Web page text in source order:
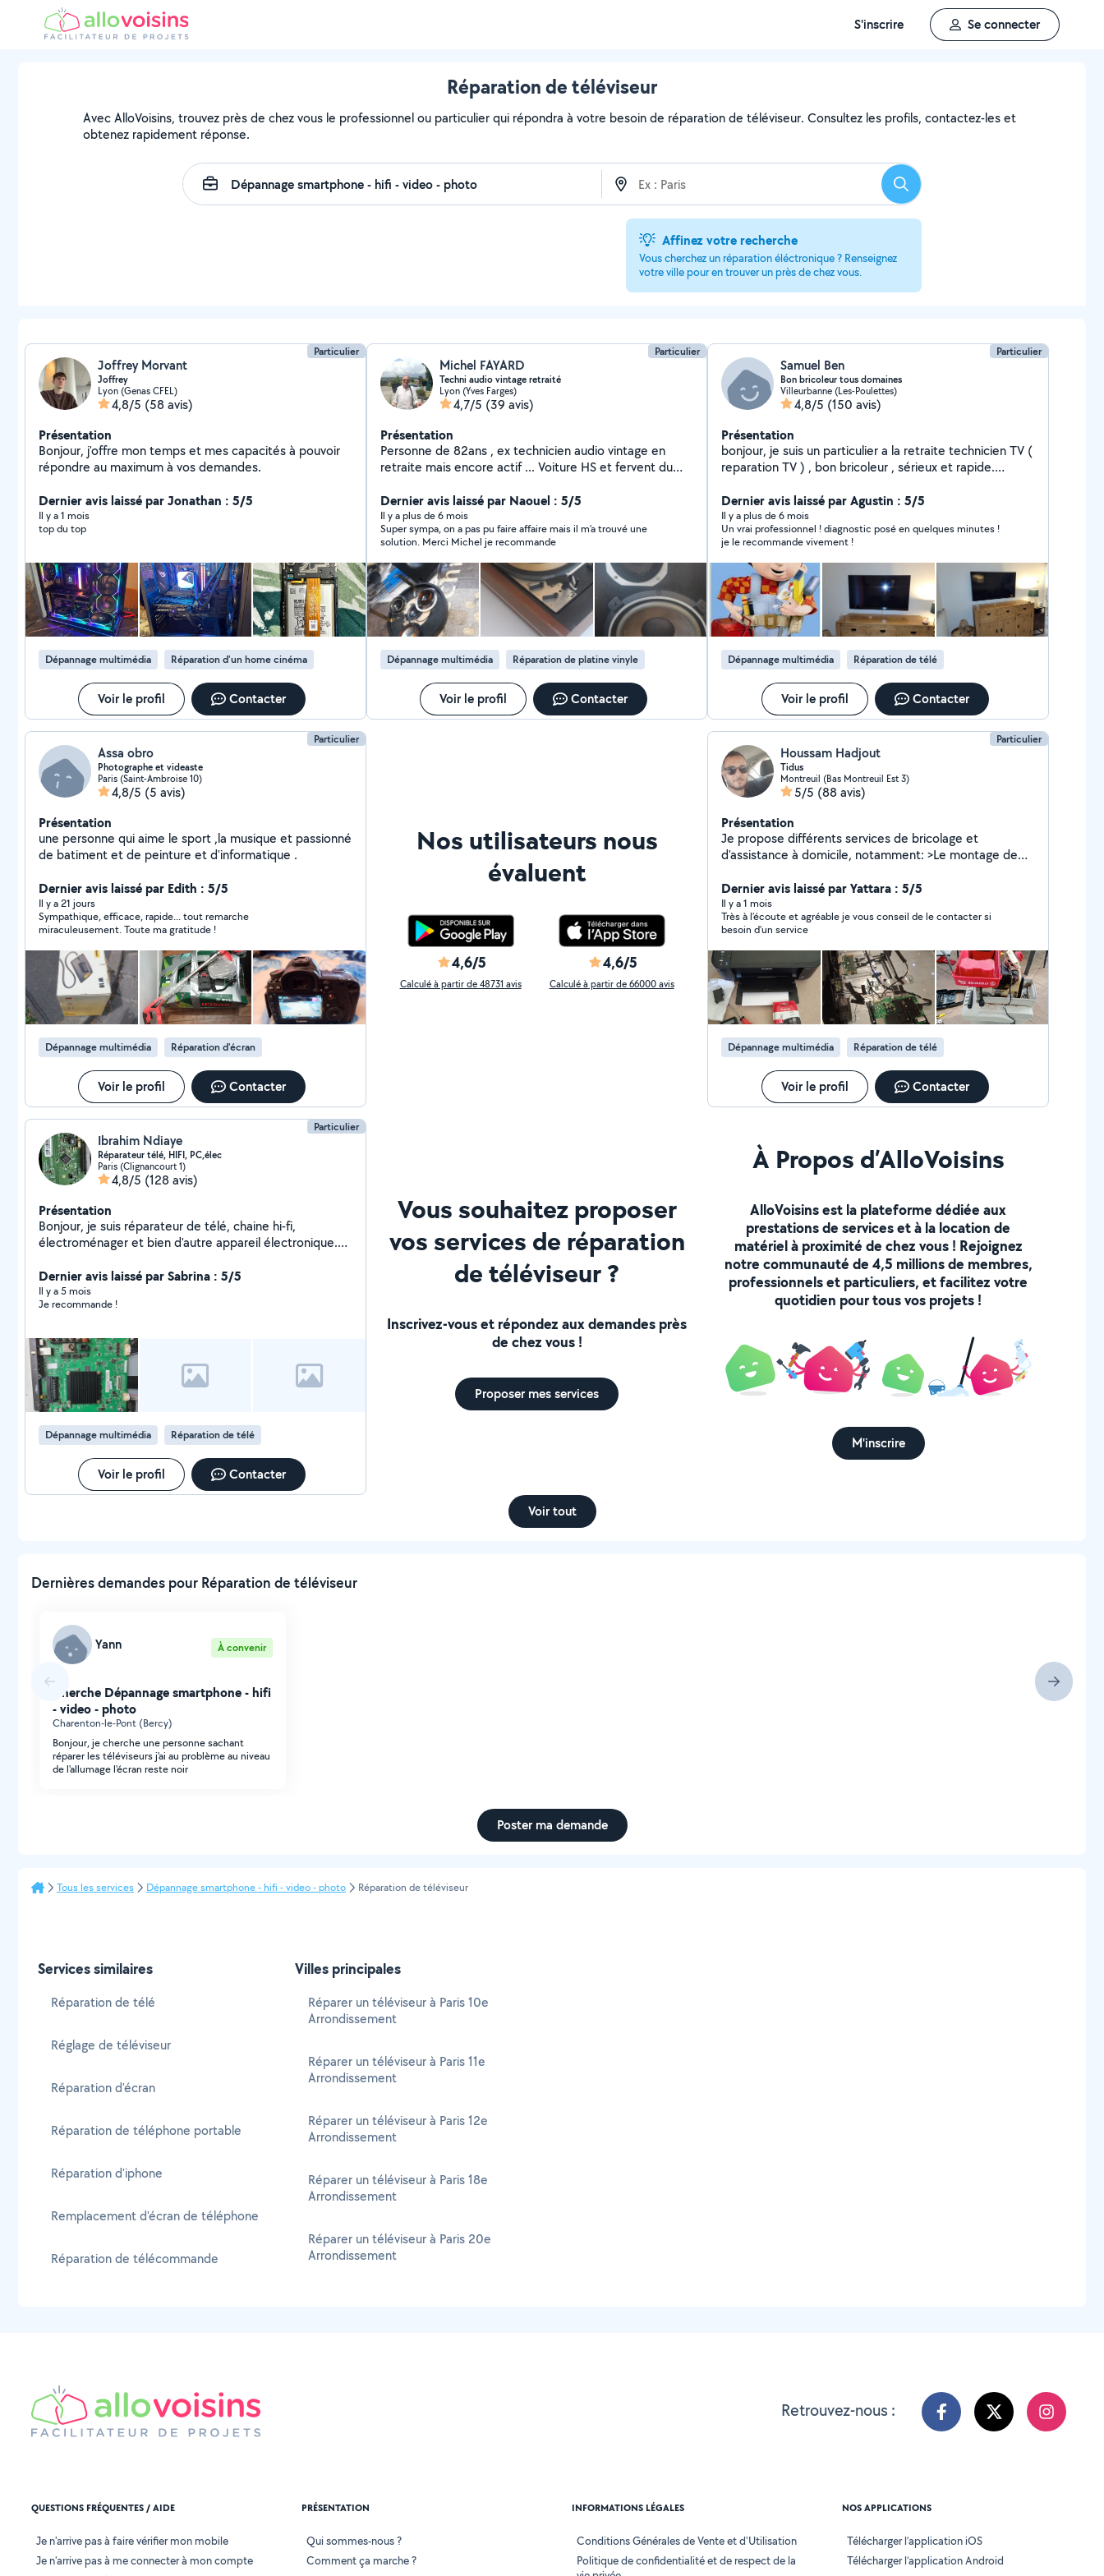
S'inscrire Se connecter
Réparation de téléviseur
Avec AlloVoisins, trouvez près de chez vous le professionnel ou particulier qui répondra à votre besoin de réparation de téléviseur. Consultez les profils, contactez-les et
obtenez rapidement réponse.
Rechercher
Affinez votre recherche
Vous cherchez un réparation éléctronique ? Renseignez
votre ville pour en trouver un près de chez vous.
Particulier
Joffrey Morvant
Joffrey
Lyon (Genas CFEL)
4,8/5 (58 avis)
Présentation
Bonjour, j'offre mon temps et mes capacités à pouvoir
répondre au maximum à vos demandes.
Dernier avis laissé par Jonathan : 5/5
Il y a 1 mois
top du top
Dépannage multimédia Réparation d'un home cinéma
Voir le profil Contacter
Particulier
Michel FAYARD
Techni audio vintage retraité
Lyon (Yves Farges)
4,7/5 (39 avis)
Présentation
Personne de 82ans , ex technicien audio vintage en
retraite mais encore actif ... Voiture HS et fervent du
des situations commerciales , Si je peux aider pour des
conceptions de système haute fidélité ce serait trop
bien.... et la convivialité sera au rendez-vous ! Je suis
capable de réparations des HAUT PARLEURS , tweeters
en particulier dont je refais , si nécessaire la bobine !
Dernier avis laissé par Naouel : 5/5
Il y a plus de 6 mois
Super sympa, on a pas pu faire affaire mais il m’a trouvé une
solution. Merci Michel je recommande
Dépannage multimédia Réparation de platine vinyle
Voir le profil Contacter
Particulier
Samuel Ben
Bon bricoleur tous domaines
Villeurbanne (Les-Poulettes)
4,8/5 (150 avis)
Présentation
bonjour, je suis un particulier a la retraite technicien TV (
reparation TV ) , bon bricoleur , sérieux et rapide.
Electroménager , et tous travaux d intérieur et extérieur
pose étagère , montage meuble , électricité , réglage
appareil travaux sur mesure . Devis gratuit ( TV par tel )
Dernier avis laissé par Agustin : 5/5
Il y a plus de 6 mois
Un vrai professionnel ! diagnostic posé en quelques minutes !
je le recommande vivement !
Dépannage multimédia Réparation de télé
Voir le profil Contacter
Particulier
Assa obro
Photographe et videaste
Paris (Saint-Ambroise 10)
4,8/5 (5 avis)
Présentation
une personne qui aime le sport ,la musique et passionné
de batiment et de peinture et d'informatique .
Dernier avis laissé par Edith : 5/5
Il y a 21 jours
Sympathique, efficace, rapide... tout remarche
miraculeusement. Toute ma gratitude !
Dépannage multimédia Réparation d'écran
Voir le profil Contacter
Nos utilisateurs nous
évaluent
4,6/5
Calculé à partir de 48731 avis
4,6/5
Calculé à partir de 66000 avis
Particulier
Houssam Hadjout
Tidus
Montreuil (Bas Montreuil Est 3)
5/5 (88 avis)
Présentation
Je propose différents services de bricolage et
d'assistance à domicile, notamment: >Le montage de
réparation d'objets ou de petits équipements >Les
petites installations et ajustements à la maison,
>Fixations murales, cadres, tringles, supports TV, fixation
d'étagères, remplacement de poignées, Ainsi que divers
travaux de bricolage >Petits réglages,
démontage/remontage, aide à l'aménagement,
>Peinture, etc. ***Je travaille avec sérieux, soin et
efficacité, en veillant toujours à laisser un travail propre
et bien réalisé. Mon objectif est de trouver des
solutions pratiques et durables selon vos besoins.
Dernier avis laissé par Yattara : 5/5
Il y a 1 mois
Très à l’écoute et agréable je vous conseil de le contacter si
besoin d’un service
Dépannage multimédia Réparation de télé
Voir le profil Contacter
Particulier
Ibrahim Ndiaye
Réparateur télé, HIFI, PC,élec
Paris (Clignancourt 1)
4,8/5 (128 avis)
Présentation
Bonjour, je suis réparateur de télé, chaine hi-fi,
électroménager et bien d'autre appareil électronique.
distance avant que je passe vous dépanner. Merci et à
bientôt.
Dernier avis laissé par Sabrina : 5/5
Il y a 5 mois
Je recommande !
Dépannage multimédia Réparation de télé
Voir le profil Contacter
Vous souhaitez proposer
vos services de réparation
de téléviseur ?
Inscrivez-vous et répondez aux demandes près
de chez vous !
Proposer mes services
À Propos d’AlloVoisins
AlloVoisins est la plateforme dédiée aux
prestations de services et à la location de
matériel à proximité de chez vous ! Rejoignez
notre communauté de 4,5 millions de membres,
professionnels et particuliers, et facilitez votre
quotidien pour tous vos projets !
M'inscrire
Voir tout
Dernières demandes pour Réparation de téléviseur
Yann À convenir
Cherche Dépannage smartphone - hifi
- video - photo
Charenton-le-Pont (Bercy)
Bonjour, je cherche une personne sachant
réparer les téléviseurs j'ai au problème au niveau
de l'allumage l'écran reste noir
Poster ma demande
Tous les services Dépannage smartphone - hifi - video - photo Réparation de téléviseur
Services similaires
Réparation de télé
Réglage de téléviseur
Réparation d'écran
Réparation de téléphone portable
Réparation d'iphone
Remplacement d'écran de téléphone
Réparation de télécommande
Villes principales
Réparer un téléviseur à Paris 10e
Arrondissement
Réparer un téléviseur à Paris 11e
Arrondissement
Réparer un téléviseur à Paris 12e
Arrondissement
Réparer un téléviseur à Paris 18e
Arrondissement
Réparer un téléviseur à Paris 20e
Arrondissement
Retrouvez-nous :
QUESTIONS FRÉQUENTES / AIDE
Je n'arrive pas à faire vérifier mon mobile
Je n'arrive pas à me connecter à mon compte
PRÉSENTATION
Qui sommes-nous ?
Comment ça marche ?
INFORMATIONS LÉGALES
Conditions Générales de Vente et d'Utilisation
Politique de confidentialité et de respect de la
NOS APPLICATIONS
Télécharger l’application iOS
Télécharger l’application Android